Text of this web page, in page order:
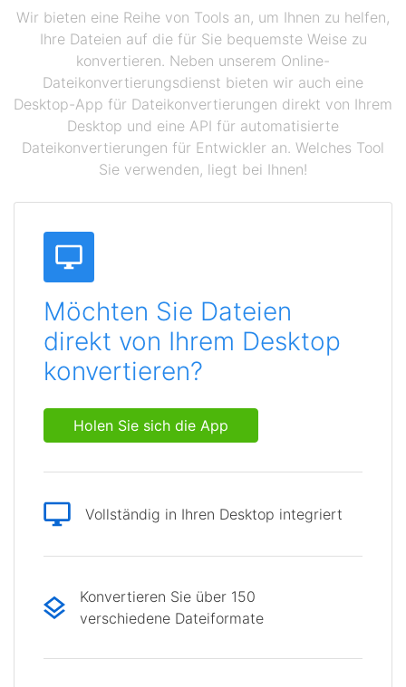
Wir bieten eine Reihe von Tools an, um Ihnen zu helfen,
Ihre Dateien auf die für Sie bequemste Weise zu
konvertieren. Neben unserem Online-
Dateikonvertierungsdienst bieten wir auch eine
Desktop-App für Dateikonvertierungen direkt von Ihrem
Desktop und eine API für automatisierte
Dateikonvertierungen für Entwickler an. Welches Tool
Sie verwenden, liegt bei Ihnen!
Möchten Sie Dateien
direkt von Ihrem Desktop
konvertieren?
Holen Sie sich die App
Vollständig in Ihren Desktop integriert
Konvertieren Sie über 150
verschiedene Dateiformate